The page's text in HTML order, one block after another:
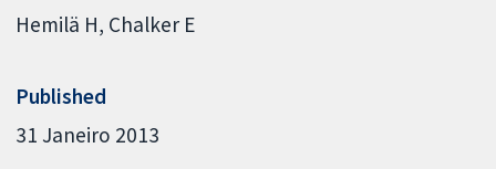
Hemilä H Chalker E
Published
31 Janeiro 2013